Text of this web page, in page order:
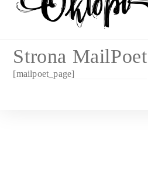
Strona MailPoet
[mailpoet_page]